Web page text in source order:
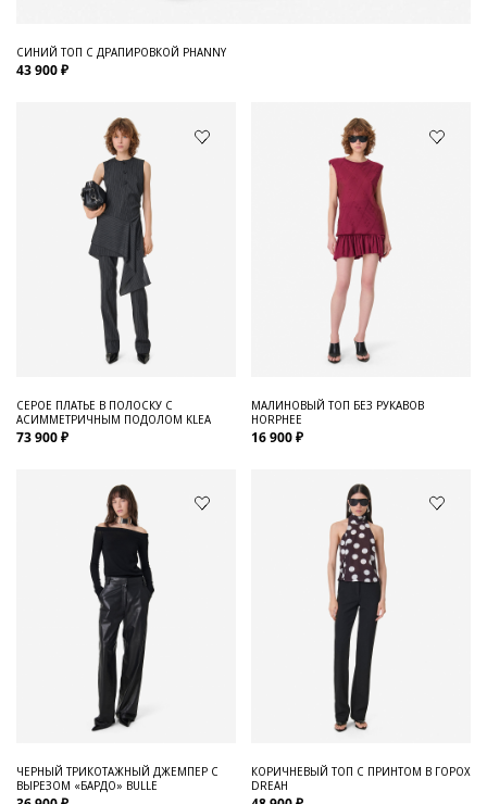
СИНИЙ ТОП С ДРАПИРОВКОЙ PHANNY
43 900 ₽
СЕРОЕ ПЛАТЬЕ В ПОЛОСКУ С
АСИММЕТРИЧНЫМ ПОДОЛОМ KLEA
73 900 ₽
МАЛИНОВЫЙ ТОП БЕЗ РУКАВОВ
HORPHEE
16 900 ₽
ЧЕРНЫЙ ТРИКОТАЖНЫЙ ДЖЕМПЕР С
ВЫРЕЗОМ «БАРДО» BULLE
КОРИЧНЕВЫЙ ТОП С ПРИНТОМ В ГОРОХ
DREAH